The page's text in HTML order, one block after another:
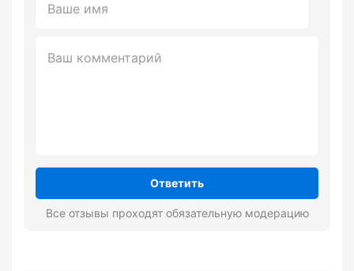
Ответить
Все отзывы проходят обязательную модерацию